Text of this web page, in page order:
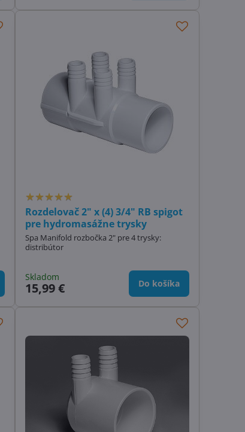
Rozdelovač 2" x (4) 3/4" RB spigot
pre hydromasážne trysky
Spa Manifold rozbočka 2" pre 4 trysky:
distribútor
Skladom
15,99 € Do košíka